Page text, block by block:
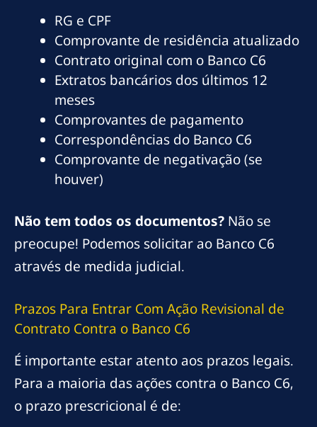
RG e CPF
Comprovante de residência atualizado
Contrato original com o Banco C6
Extratos bancários dos últimos 12
meses
Comprovantes de pagamento
Correspondências do Banco C6
Comprovante de negativação (se
houver)
Não tem todos os documentos? Não se
preocupe! Podemos solicitar ao Banco C6
através de medida judicial.
Prazos Para Entrar Com Ação Revisional de
Contrato Contra o Banco C6
É importante estar atento aos prazos legais.
Para a maioria das ações contra o Banco C6,
o prazo prescricional é de: